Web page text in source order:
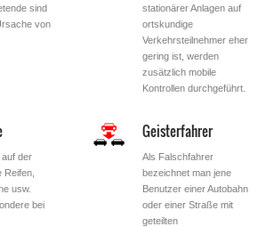
sind
von
stationärer Anlagen auf
ortskundige
Verkehrsteilnehmer eher
gering ist, werden
zusätzlich mobile
Kontrollen durchgeführt.
der
Reifen,
usw.
bei
Geisterfahrer
Als Falschfahrer
bezeichnet man jene
Benutzer einer Autobahn
oder einer Straße mit
geteilten